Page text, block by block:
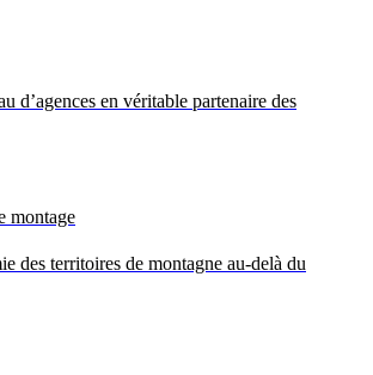
d’agences en véritable partenaire des
montage
des territoires de montagne au-delà du